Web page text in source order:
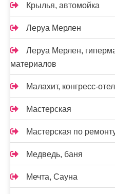
Крылья, автомойка
Леруа Мерлен
Леруа Мерлен,
материалов
Малахит, конгресс-
Мастерская
Мастерская по
Медведь, баня
Мечта, Сауна